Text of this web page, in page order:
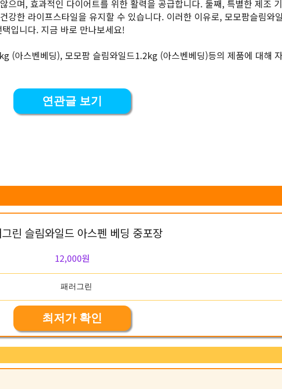
으며, 효과적인 다이어트를 위한 활력을 공급합니다. 둘째, 특별한 제조
강한 라이프스타일을 유지할 수 있습니다. 이러한 이유로, 모모팜슬림와
입니다. 지금 바로 만나보세요!
(아스벤베딩), 모모팜 슬림와일드1.2kg (아스벤베딩)등의 제품에 대해
연관글 보기
린 슬림와일드 아스펜 베딩 중포장
12,000원
최저가 확인